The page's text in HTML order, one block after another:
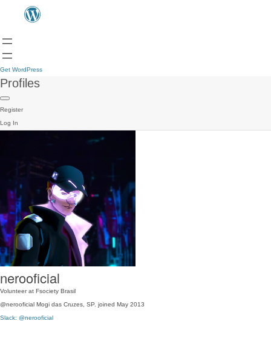
Get WordPress
Profiles
Register
Log In
nerooficial
Volunteer at Fsociety Brasil
@nerooficial Mogi das Cruzes, SP. joined May 2013
Slack: @nerooficial